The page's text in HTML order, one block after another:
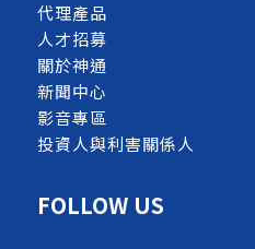
代理產品
人才招募
關於神通
新聞中心
影音專區
投資人與利害關係人
FOLLOW US